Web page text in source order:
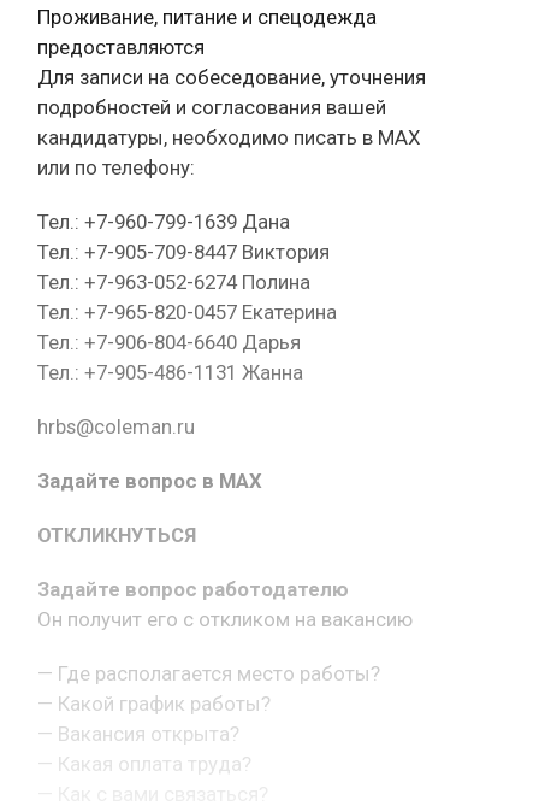
Проживание, питание и спецодежда
предоставляются
Для записи на собеседование, уточнения
подробностей и согласования вашей
кандидатуры, необходимо писать в МАХ
или по телефону:
Тел.: +7-960-799-1639 Дана
Тел.: +7-905-709-8447 Виктория
Тел.: +7-963-052-6274 Полина
Тел.: +7-965-820-0457 Екатерина
Тел.: +7-906-804-6640 Дарья
Тел.: +7-905-486-1131 Жанна
hrbs@coleman.ru
Задайте вопрос в MAX
ОТКЛИКНУТЬСЯ
Задайте вопрос работодателю
Он получит его с откликом на вакансию
— Где располагается место работы?
— Какой график работы?
— Вакансия открыта?
— Какая оплата труда?